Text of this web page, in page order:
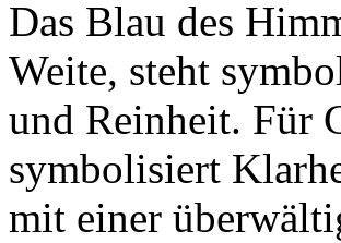
Das Blau des
Weite, steht
und Reinheit. Für
symbolisiert
mit einer